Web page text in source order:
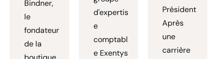
Bindner,
le
fondateur
de la
d'expertis
e
comptabl
e Exentys
Président
Après
une
carrière